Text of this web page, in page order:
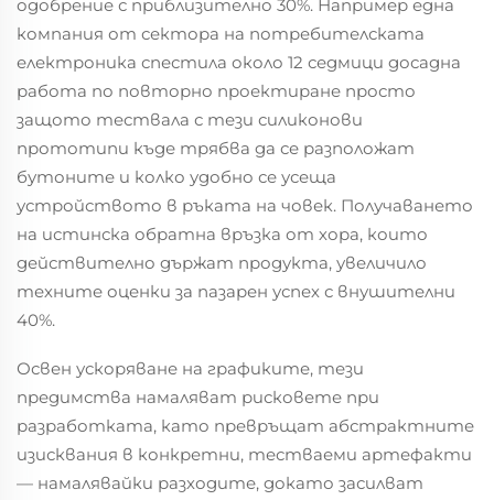
одобрение с приблизително 30%. Например една
компания от сектора на потребителската
електроника спестила около 12 седмици досадна
работа по повторно проектиране просто
защото тествала с тези силиконови
прототипи къде трябва да се разположат
бутоните и колко удобно се усеща
устройството в ръката на човек. Получаването
на истинска обратна връзка от хора, които
действително държат продукта, увеличило
техните оценки за пазарен успех с внушителни
40%.
Освен ускоряване на графиките, тези
предимства намаляват рисковете при
разработката, като превръщат абстрактните
изисквания в конкретни, тестваеми артефакти
— намалявайки разходите, докато засилват